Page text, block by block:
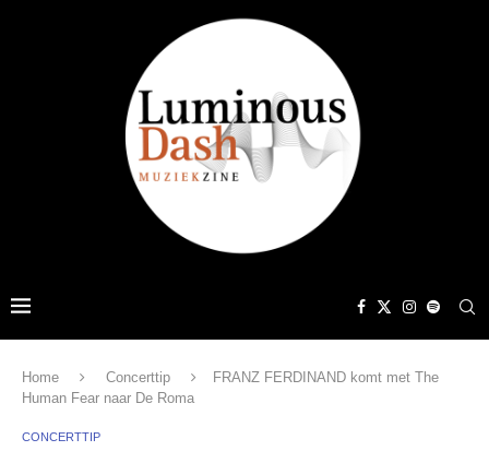
Home Concerttip
FRANZ FERDINAND komt met The
Human Fear naar De Roma
CONCERTTIP